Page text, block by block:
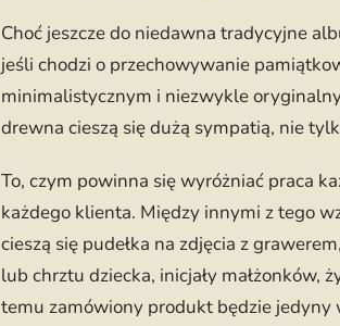
Choć jeszcze do niedawna tradycyjne
jeśli chodzi o przechowywanie
minimalistycznym i niezwykle
drewna cieszą się dużą sympatią, nie
To, czym powinna się wyróżniać praca
każdego klienta. Między innymi z tego
cieszą się pudełka na zdjęcia z
lub chrztu dziecka, inicjały małżonków,
temu zamówiony produkt będzie jedyny